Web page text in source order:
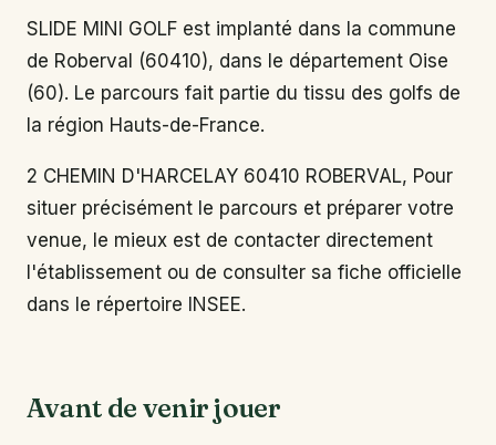
SLIDE MINI GOLF est implanté dans la commune
de Roberval (60410), dans le département Oise
(60). Le parcours fait partie du tissu des golfs de
la région Hauts-de-France.
2 CHEMIN D'HARCELAY 60410 ROBERVAL, Pour
situer précisément le parcours et préparer votre
venue, le mieux est de contacter directement
l'établissement ou de consulter sa fiche officielle
dans le répertoire INSEE.
Avant de venir jouer